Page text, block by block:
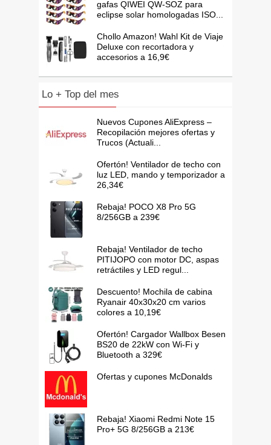
gafas QIWEI QW-SOZ para
eclipse solar homologadas ISO...
Chollo Amazon! Wahl Kit de Viaje
Deluxe con recortadora y
accesorios a 16,9€
Lo + Top del mes
Nuevos Cupones AliExpress –
Recopilación mejores ofertas y
Trucos (Actuali...
Ofertón! Ventilador de techo con
luz LED, mando y temporizador a
26,34€
Rebaja! POCO X8 Pro 5G
8/256GB a 239€
Rebaja! Ventilador de techo
PITIJOPO con motor DC, aspas
retráctiles y LED regul...
Descuento! Mochila de cabina
Ryanair 40x30x20 cm varios
colores a 10,19€
Ofertón! Cargador Wallbox Besen
BS20 de 22kW con Wi-Fi y
Bluetooth a 329€
Ofertas y cupones McDonalds
Rebaja! Xiaomi Redmi Note 15
Pro+ 5G 8/256GB a 213€